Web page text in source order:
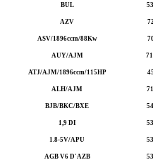
BUL
AZV
ASV/1896ccm/88Kw
AUY/AJM
ATJ/AJM/1896ccm/115HP
ALH/AJM
BJB/BKC/BXE
1,9 DI
1.8-5V/APU
AGB V6 D'AZB